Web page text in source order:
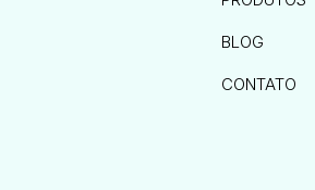
BLOG
CONTATO